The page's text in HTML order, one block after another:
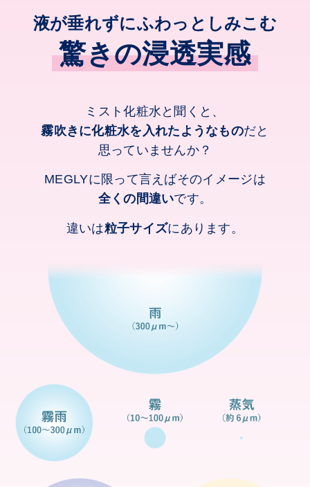
液が垂れずにふわっとしみこむ
驚きの浸透実感
ミスト化粧水と聞くと、
霧吹きに化粧水を入れたようなものだと
思っていませんか？
MEGLYに限って言えばそのイメージは
全くの間違いです。
違いは粒子サイズにあります。